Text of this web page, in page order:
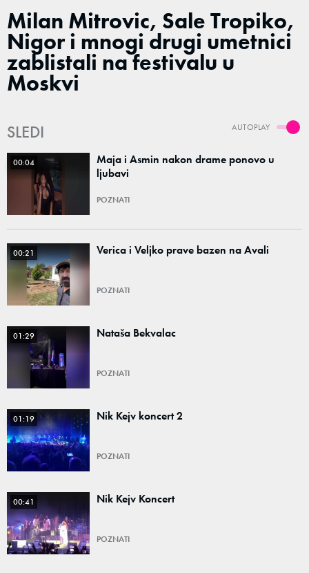
Milan Mitrovic, Sale Tropiko,
Nigor i mnogi drugi umetnici
zablistali na festivalu u
Moskvi
AUTOPLAY
SLEDI
00:04
Maja i Asmin nakon drame ponovo u
ljubavi
POZNATI
00:21 Verica i Veljko prave bazen na Avali
POZNATI
01:29 Nataša Bekvalac
POZNATI
01:19 Nik Kejv koncert 2
POZNATI
00:41 Nik Kejv Koncert
POZNATI